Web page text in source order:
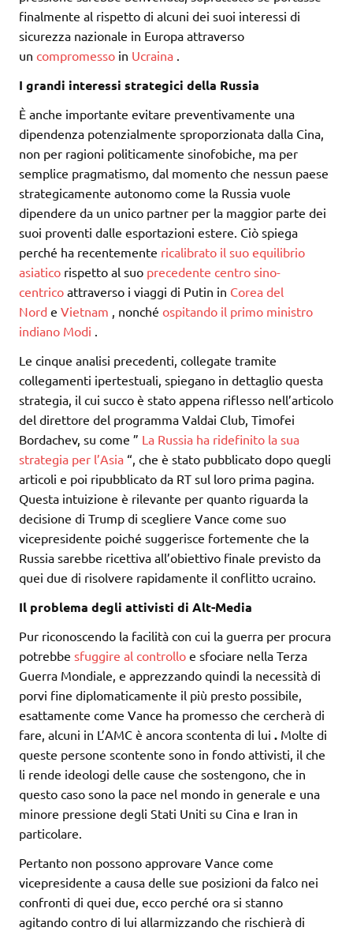
finalmente al rispetto di alcuni dei suoi interessi di
sicurezza nazionale in Europa attraverso
un compromesso in Ucraina .
I grandi interessi strategici della Russia
È anche importante evitare preventivamente una
dipendenza potenzialmente sproporzionata dalla Cina,
non per ragioni politicamente sinofobiche, ma per
semplice pragmatismo, dal momento che nessun paese
strategicamente autonomo come la Russia vuole
dipendere da un unico partner per la maggior parte dei
suoi proventi dalle esportazioni estere. Ciò spiega
perché ha recentemente ricalibrato il suo equilibrio
asiatico rispetto al suo precedente centro sino-
centrico attraverso i viaggi di Putin in Corea del
Nord e Vietnam , nonché ospitando il primo ministro
indiano Modi .
Le cinque analisi precedenti, collegate tramite
collegamenti ipertestuali, spiegano in dettaglio questa
strategia, il cui succo è stato appena riflesso nell’articolo
del direttore del programma Valdai Club, Timofei
Bordachev, su come ” La Russia ha ridefinito la sua
strategia per l’Asia “, che è stato pubblicato dopo quegli
articoli e poi ripubblicato da RT sul loro prima pagina.
Questa intuizione è rilevante per quanto riguarda la
decisione di Trump di scegliere Vance come suo
vicepresidente poiché suggerisce fortemente che la
Russia sarebbe ricettiva all’obiettivo finale previsto da
quei due di risolvere rapidamente il conflitto ucraino.
Il problema degli attivisti di Alt-Media
Pur riconoscendo la facilità con cui la guerra per procura
potrebbe sfuggire al controllo e sfociare nella Terza
Guerra Mondiale, e apprezzando quindi la necessità di
porvi fine diplomaticamente il più presto possibile,
esattamente come Vance ha promesso che cercherà di
fare, alcuni in L’AMC è ancora scontenta di lui . Molte di
queste persone scontente sono in fondo attivisti, il che
li rende ideologi delle cause che sostengono, che in
questo caso sono la pace nel mondo in generale e una
minore pressione degli Stati Uniti su Cina e Iran in
particolare.
Pertanto non possono approvare Vance come
vicepresidente a causa delle sue posizioni da falco nei
confronti di quei due, ecco perché ora si stanno
agitando contro di lui allarmizzando che rischierà di